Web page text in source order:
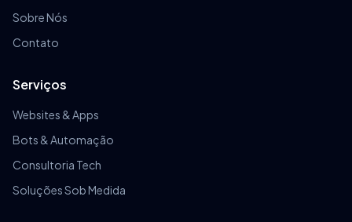
Sobre Nós
Contato
Serviços
Websites & Apps
Bots & Automação
Consultoria Tech
Soluções Sob Medida